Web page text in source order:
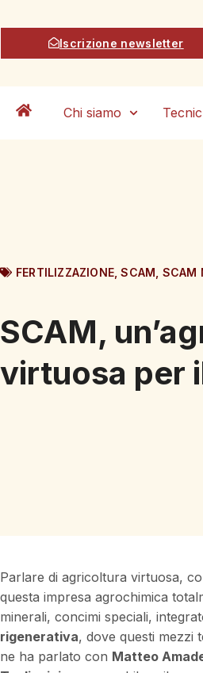
Iscrizione newsletter
Chi siamo
FERTILIZZAZIONE ,SCAM SCAM
SCAM,
virtuosa per
Parlare di agricoltura virtuosa,
questa impresa agrochimica
minerali, concimi speciali,
rigenerativa, dove questi mezzi
ne ha parlato con Matteo